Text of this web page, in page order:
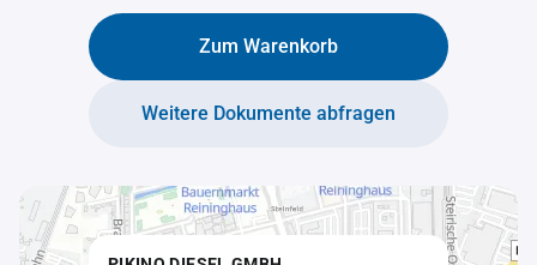
Zum Warenkorb
Weitere Dokumente abfragen